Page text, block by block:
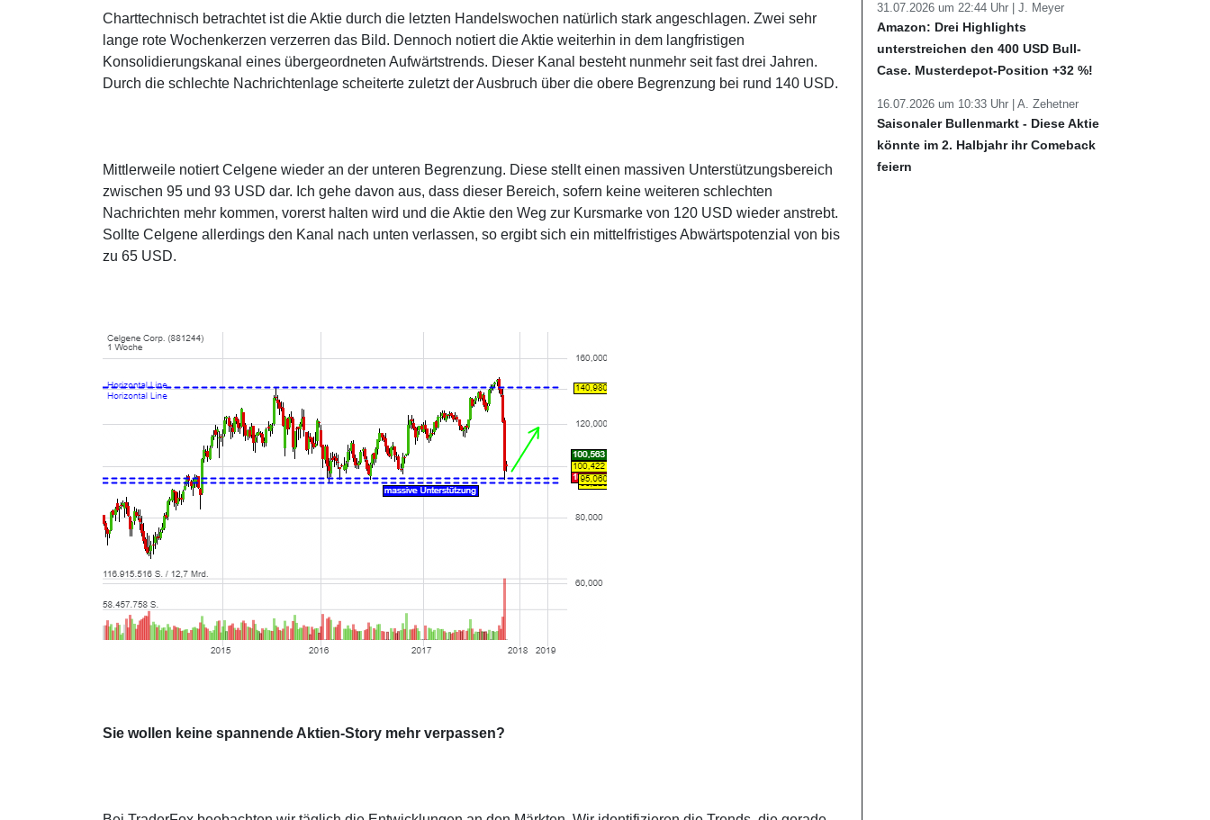
Charttechnisch betrachtet ist die Aktie durch die letzten Handelswochen natürlich stark angeschlagen. Zwei sehr
lange rote Wochenkerzen verzerren das Bild. Dennoch notiert die Aktie weiterhin in dem langfristigen
Konsolidierungskanal eines übergeordneten Aufwärtstrends. Dieser Kanal besteht nunmehr seit fast drei Jahren.
Durch die schlechte Nachrichtenlage scheiterte zuletzt der Ausbruch über die obere Begrenzung bei rund 140 USD.
Mittlerweile notiert Celgene wieder an der unteren Begrenzung. Diese stellt einen massiven Unterstützungsbereich
zwischen 95 und 93 USD dar. Ich gehe davon aus, dass dieser Bereich, sofern keine weiteren schlechten
Nachrichten mehr kommen, vorerst halten wird und die Aktie den Weg zur Kursmarke von 120 USD wieder anstrebt.
Sollte Celgene allerdings den Kanal nach unten verlassen, so ergibt sich ein mittelfristiges Abwärtspotenzial von bis
zu 65 USD.
Sie wollen keine spannende Aktien-Story mehr verpassen?
31.07.2026 um 22:44 Uhr | J. Meyer
Amazon: Drei Highlights
unterstreichen den 400 USD Bull-
Case. Musterdepot-Position +32 %!
16.07.2026 um 10:33 Uhr | A. Zehetner
Saisonaler Bullenmarkt - Diese Aktie
könnte im 2. Halbjahr ihr Comeback
feiern